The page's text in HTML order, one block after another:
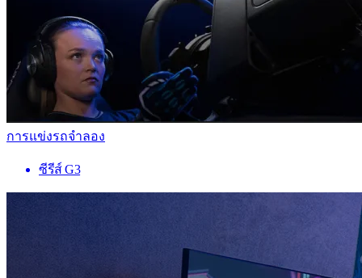
การแข่งรถจำลอง
ซีรีส์ G3